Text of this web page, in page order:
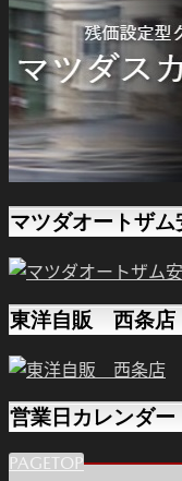
マツダオートザム
東洋自販 西条店
営業日カレンダー
PAGETOP